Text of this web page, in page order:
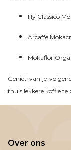
Illy Classico
Arcaffe
Mokaflor
Geniet van je
thuis lekkere koffie te
Over ons